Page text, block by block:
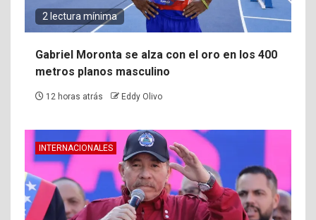
2 lectura mínima
Gabriel Moronta se alza con el oro en los 400
metros planos masculino
12 horas atrás Eddy Olivo
INTERNACIONALES